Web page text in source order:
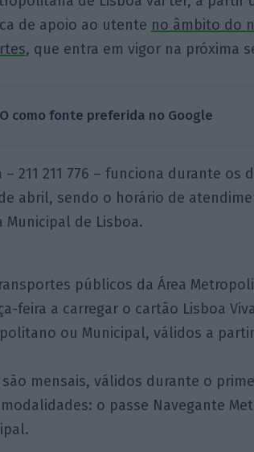
de apoio ao utente no âmbito do
, que entra em vigor na próxima
como fonte preferida no Google
211 211 776 – funciona durante
abril, sendo o horário de
Municipal de Lisboa.
públicos da Área
feira a carregar o cartão Lisboa
ou Municipal, válidos a
são mensais, válidos durante o
o passe Navegante